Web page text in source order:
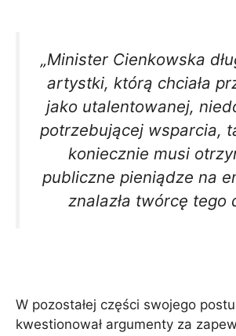
„Minister Cienkowska
artystki, którą chciała
jako utalentowanej,
potrzebującej wsparcia,
koniecznie musi
publiczne pieniądze na
znalazła twórcę tego
W pozostałej części swojego
kwestionował argumenty za